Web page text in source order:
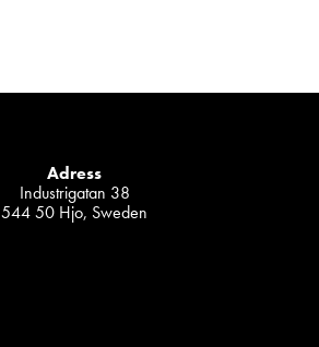
Adress
Industrigatan 38
544 50 Hjo, Sweden